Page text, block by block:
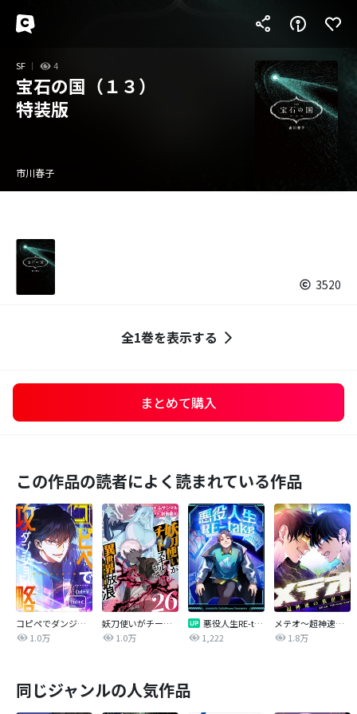
SF 4
宝石の国（１３）
特装版
市川春子
3520
全1巻を表示する
まとめて購入
この作品の読者によく読まれている作品
コピペでダンジョン攻略！【タテヨミ】
1.0万
妖刀使いがチートスキルをもって異世界放浪 ～生まれ持ったチートは最強！！～
1.0万
悪役人生RE-take【タテヨミ】
1,222
メテオ～超神速の救世主～【タテヨミ】
1.8万
同じジャンルの人気作品